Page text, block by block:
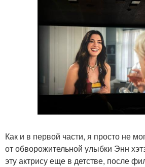
Как и в первой части, я просто не
от обворожительной улыбки Энн
эту актрису еще в детстве, после